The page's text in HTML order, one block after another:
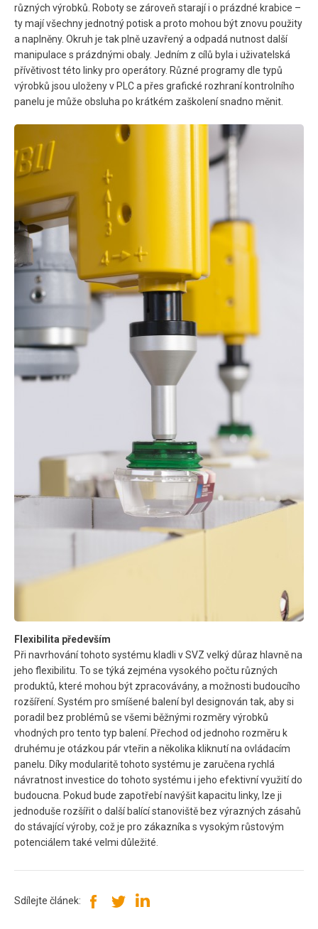
různých výrobků. Roboty se zároveň starají i o prázdné krabice –
ty mají všechny jednotný potisk a proto mohou být znovu použity
a naplněny. Okruh je tak plně uzavřený a odpadá nutnost další
manipulace s prázdnými obaly. Jedním z cílů byla i uživatelská
přívětivost této linky pro operátory. Různé programy dle typů
výrobků jsou uloženy v PLC a přes grafické rozhraní kontrolního
panelu je může obsluha po krátkém zaškolení snadno měnit.
Flexibilita především
Při navrhování tohoto systému kladli v SVZ velký důraz hlavně na
jeho flexibilitu. To se týká zejména vysokého počtu různých
produktů, které mohou být zpracovávány, a možnosti budoucího
rozšíření. Systém pro smíšené balení byl designován tak, aby si
poradil bez problémů se všemi běžnými rozměry výrobků
vhodných pro tento typ balení. Přechod od jednoho rozměru k
druhému je otázkou pár vteřin a několika kliknutí na ovládacím
panelu. Díky modularitě tohoto systému je zaručena rychlá
návratnost investice do tohoto systému i jeho efektivní využití do
budoucna. Pokud bude zapotřebí navýšit kapacitu linky, lze ji
jednoduše rozšířit o další balící stanoviště bez výrazných zásahů
do stávající výroby, což je pro zákazníka s vysokým růstovým
potenciálem také velmi důležité.
Sdílejte článek: